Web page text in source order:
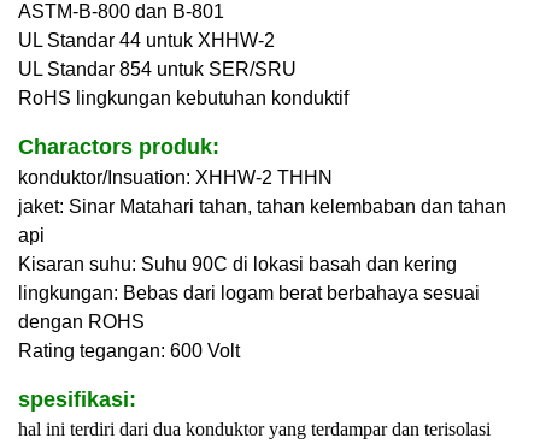
ASTM-B-800 dan B-801
UL Standar 44 untuk XHHW-2
UL Standar 854 untuk SER/SRU
RoHS lingkungan kebutuhan konduktif
Charactors produk:
konduktor/Insuation: XHHW-2 THHN
jaket: Sinar Matahari tahan, tahan kelembaban dan tahan
api
Kisaran suhu: Suhu 90C di lokasi basah dan kering
lingkungan: Bebas dari logam berat berbahaya sesuai
dengan ROHS
Rating tegangan: 600 Volt
spesifikasi:
hal ini terdiri dari dua konduktor yang terdampar dan terisolasi